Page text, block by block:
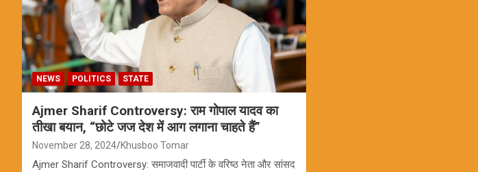
NEWS POLITICS STATE
Ajmer Sharif Controversy: राम गोपाल यादव का
तीखा बयान, “छोटे जज देश में आग लगाना चाहते हैं”
November 28, 2024 Khusboo Tomar
Ajmer Sharif Controversy: समाजवादी पार्टी के वरिष्ठ नेता और सांसद